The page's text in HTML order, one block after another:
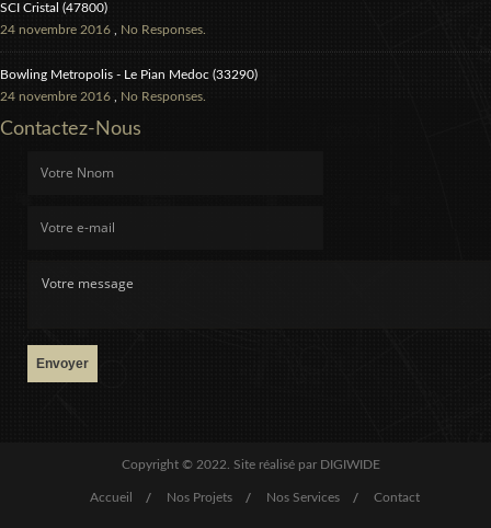
SCI Cristal (47800)
24 novembre 2016
No Responses.
Bowling Metropolis - Le Pian Medoc (33290)
24 novembre 2016
No Responses.
Contactez-Nous
Envoyer
Copyright © 2022. Site réalisé par DIGIWIDE
Accueil Nos Projets Nos Services Contact